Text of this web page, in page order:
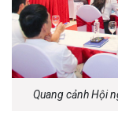
Quang cảnh Hội